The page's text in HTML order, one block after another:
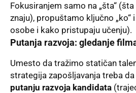
Fokusiranjem samo na „šta“
znaju), propuštamo ključno „ko“
osobe i kako pristupaju učenju).
Putanja razvoja: gledanje
Umesto da tražimo statičan
strategija zapošljavanja treba
putanju razvoja kandidata